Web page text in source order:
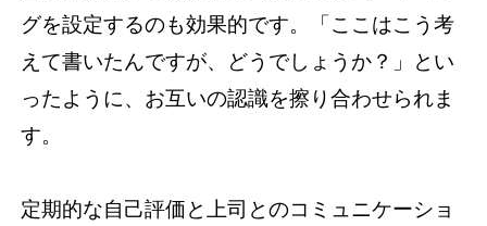
グを設定するのも効果的です。「ここはこう考
えて書いたんですが、どうでしょうか？」とい
ったように、お互いの認識を擦り合わせられま
す。
定期的な自己評価と上司とのコミュニケーショ